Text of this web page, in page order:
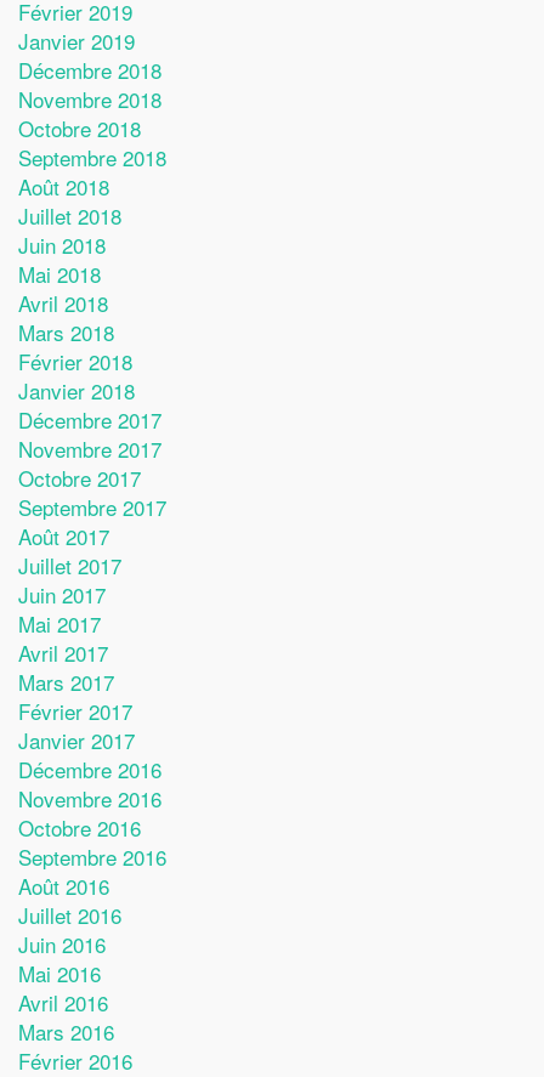
Février 2019
Janvier 2019
Décembre 2018
Novembre 2018
Octobre 2018
Septembre 2018
Août 2018
Juillet 2018
Juin 2018
Mai 2018
Avril 2018
Mars 2018
Février 2018
Janvier 2018
Décembre 2017
Novembre 2017
Octobre 2017
Septembre 2017
Août 2017
Juillet 2017
Juin 2017
Mai 2017
Avril 2017
Mars 2017
Février 2017
Janvier 2017
Décembre 2016
Novembre 2016
Octobre 2016
Septembre 2016
Août 2016
Juillet 2016
Juin 2016
Mai 2016
Avril 2016
Mars 2016
Février 2016